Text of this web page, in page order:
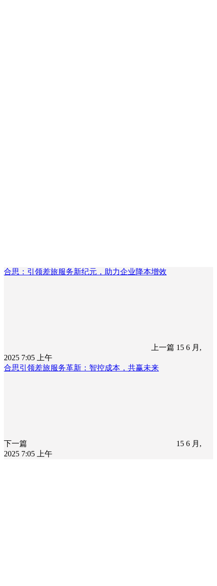
合思：引领差旅服务新纪元，助力企业降本增效
上一篇 15 6 月,
2025 7:05 上午
合思引领差旅服务革新：智控成本，共赢未来
下一篇
15 6 月,
2025 7:05 上午